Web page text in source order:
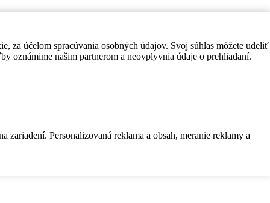
za účelom spracúvania osobných údajov. Svoj súhlas môžete udeliť
oznámime našim partnerom a neovplyvnia údaje o prehliadaní.
Personalizovaná reklama a obsah, meranie reklamy a